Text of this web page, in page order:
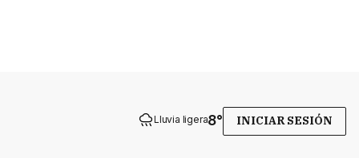
Lluvia ligera8° INICIAR SESIÓN